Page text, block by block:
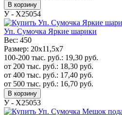
В корзину
У - Х25054
Уп. Сумочка Яркие шарики
Вес: 450
Размер: 20x11,5x7
100-200 тыс. руб.: 19,30 руб.
от 200 тыс. руб.: 18,30 руб.
от 400 тыс. руб.: 17,40 руб.
от 500 тыс. руб.: 16,70 руб.
В корзину
У - Х25053